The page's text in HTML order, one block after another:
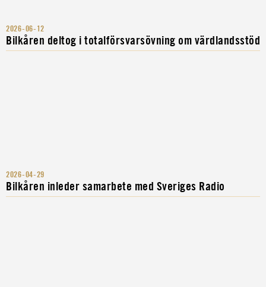
2026-06-12
Bilkåren deltog i totalförsvarsövning om värdlandsstöd
2026-04-29
Bilkåren inleder samarbete med Sveriges Radio